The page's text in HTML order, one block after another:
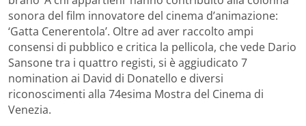
sonora del film innovatore del cinema d’animazione:
‘Gatta Cenerentola’. Oltre ad aver raccolto ampi
consensi di pubblico e critica la pellicola, che vede Dario
Sansone tra i quattro registi, si è aggiudicato 7
nomination ai David di Donatello e diversi
riconoscimenti alla 74esima Mostra del Cinema di
Venezia.